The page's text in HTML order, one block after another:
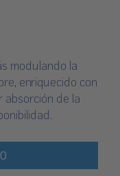
modulando la
enriquecido con
absorción de la